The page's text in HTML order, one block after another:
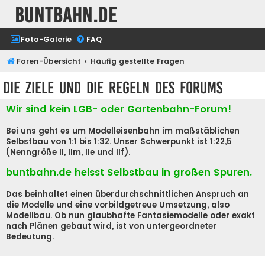
buntbahn.de
Foto-Galerie FAQ
Foren-Übersicht Häufig gestellte Fragen
Die Ziele und die Regeln des Forums
Wir sind kein LGB- oder Gartenbahn-Forum!
Bei uns geht es um Modelleisenbahn im maßstäblichen
Selbstbau von 1:1 bis 1:32. Unser Schwerpunkt ist 1:22,5
(Nenngröße II, IIm, IIe und IIf).
buntbahn.de heisst Selbstbau in großen Spuren.
Das beinhaltet einen überdurchschnittlichen Anspruch an
die Modelle und eine vorbildgetreue Umsetzung, also
Modellbau. Ob nun glaubhafte Fantasiemodelle oder exakt
nach Plänen gebaut wird, ist von untergeordneter
Bedeutung.